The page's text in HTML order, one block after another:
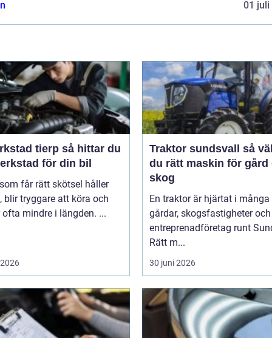
01 juli
tierp så hittar du
för din bil
får rätt skötsel håller
blir tryggare att köra och
mindre i längden. ...
Traktor sundsvall så väljer
du rätt maskin för gård
skog
En traktor är hjärtat i många
gårdar, skogsfastigheter och
entreprenadföretag runt
Rätt m...
30 juni 2026